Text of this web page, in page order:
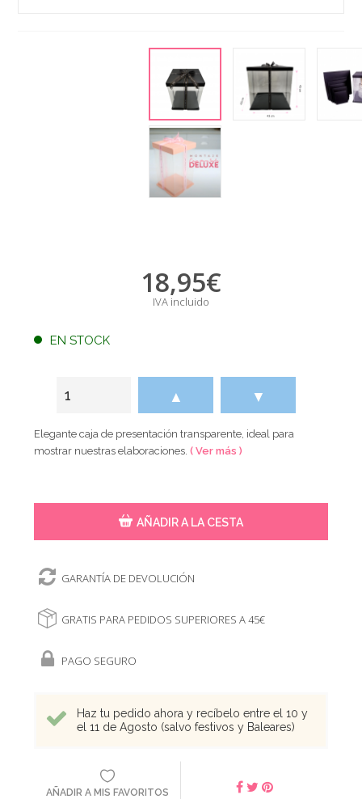
18,95€
IVA incluido
EN STOCK
▲ ▼
Elegante caja de presentación transparente, ideal para
mostrar nuestras elaboraciones.( Ver más )
AÑADIR A LA CESTA
GARANTÍA DE DEVOLUCIÓN
GRATIS PARA PEDIDOS SUPERIORES A 45€
PAGO SEGURO
Haz tu pedido ahora y recíbelo entre el 10 y
el 11 de Agosto (salvo festivos y Baleares)
AÑADIR A MIS FAVORITOS